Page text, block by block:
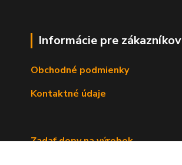
Informácie pre zákazníkov
Obchodné podmienky
Kontaktné údaje
Zadať dopy na výrobok